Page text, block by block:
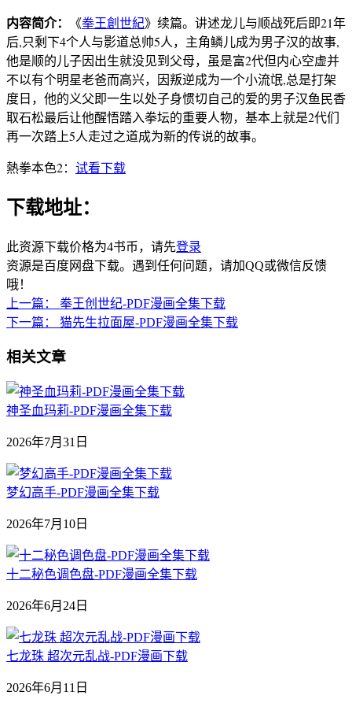
内容简介： 《拳王創世紀》续篇。讲述龙儿与顺战死后即21年
后,只剩下4个人与影道总帅5人，主角鳞儿成为男子汉的故事,
他是顺的儿子因出生就没见到父母，虽是富2代但内心空虚并
不以有个明星老爸而高兴，因叛逆成为一个小流氓,总是打架
度日，他的义父即一生以处子身惯切自己的爱的男子汉鱼民香
取石松最后让他醒悟踏入拳坛的重要人物，基本上就是2代们
再一次踏上5人走过之道成为新的传说的故事。
熱拳本色2： 试看下载
下载地址：
此资源下载价格为4书币，请先登录
资源是百度网盘下载。遇到任何问题，请加QQ或微信反馈
哦！
上一篇：
拳王创世纪-PDF漫画全集下载
下一篇：
猫先生拉面屋-PDF漫画全集下载
相关文章
神圣血玛莉-PDF漫画全集下载
2026年7月31日
梦幻高手-PDF漫画全集下载
2026年7月10日
十二秘色调色盘-PDF漫画全集下载
2026年6月24日
七龙珠 超次元乱战-PDF漫画下载
2026年6月11日